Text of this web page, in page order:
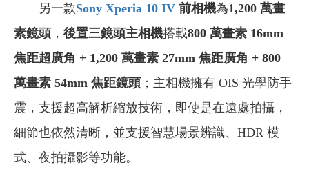
另一款Sony Xperia 10 IV 前相機為1,200 萬畫
素鏡頭 ， 後置三鏡頭主相機搭載800 萬畫素 16mm
焦距超廣角 + 1,200 萬畫素 27mm 焦距廣角 + 800
萬畫素 54mm 焦距鏡頭 ；主相機擁有 OIS 光學防手
震，支援超高解析縮放技術，即使是在遠處拍攝，
細節也依然清晰，並支援智慧場景辨識、HDR 模
式、夜拍攝影等功能。